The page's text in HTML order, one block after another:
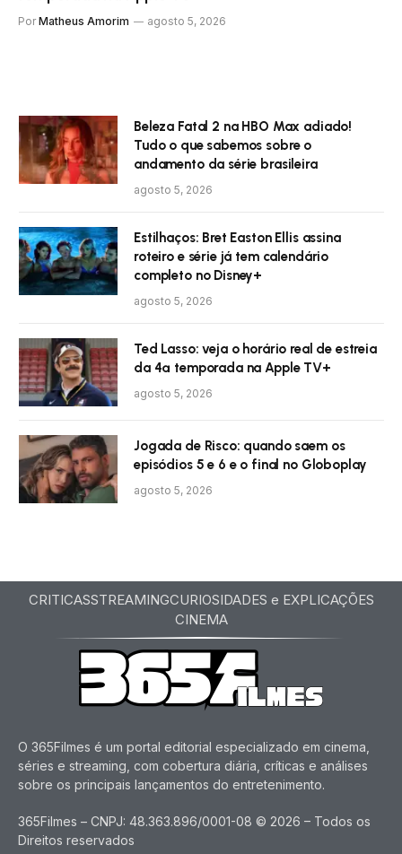
Por Matheus Amorim agosto 5, 2026
Beleza Fatal 2 na HBO Max adiado!
Tudo o que sabemos sobre o
andamento da série brasileira
agosto 5, 2026
Estilhaços: Bret Easton Ellis assina
roteiro e série já tem calendário
completo no Disney+
agosto 5, 2026
Ted Lasso: veja o horário real de estreia
da 4ª temporada na Apple TV+
agosto 5, 2026
Jogada de Risco: quando saem os
episódios 5 e 6 e o final no Globoplay
agosto 5, 2026
CRITICASSTREAMINGCURIOSIDADES e EXPLICAÇÕES
CINEMA
O 365Filmes é um portal editorial especializado em cinema,
séries e streaming, com cobertura diária, críticas e análises
sobre os principais lançamentos do entretenimento.
365Filmes – CNPJ: 48.363.896/0001-08 © 2026 – Todos os
Direitos reservados